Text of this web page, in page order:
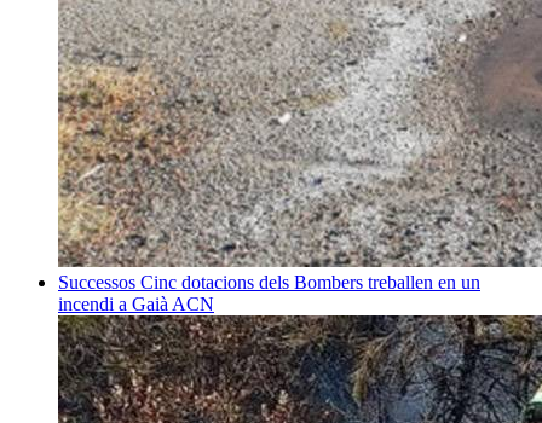
Successos Cinc dotacions dels Bombers treballen en un
incendi a Gaià ACN